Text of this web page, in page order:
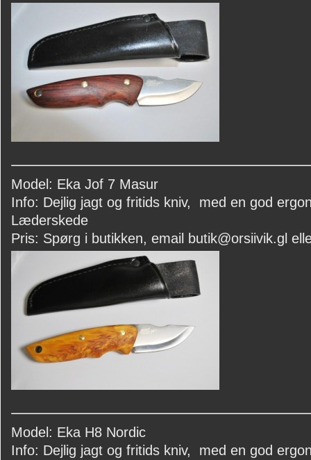
Model: Eka Jof 7 Masur
Info: Dejlig jagt og fritids kniv, med en god
Læderskede
Pris: Spørg i butikken, email butik@orsiivik.gl
Model: Eka H8 Nordic
Info: Dejlig jagt og fritids kniv, med en god